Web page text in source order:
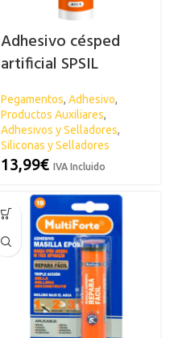
Adhesivo césped
artificial SPSIL
Pegamentos, Adhesivo,
Productos Auxiliares,
Adhesivos y Selladores,
Siliconas y Selladores
13,99€ IVA Incluido